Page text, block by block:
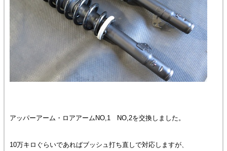
アッパーアーム・ロアアームNO,1 NO,2を交換しました。
10万キロぐらいであればブッシュ打ち直しで対応しますが、